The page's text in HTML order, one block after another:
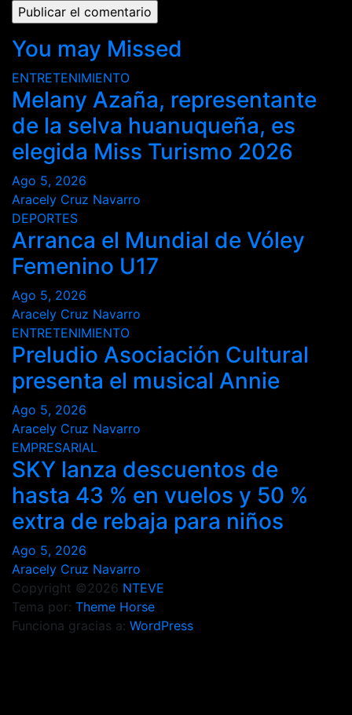
You may Missed
ENTRETENIMIENTO
Melany Azaña, representante
de la selva huanuqueña, es
elegida Miss Turismo 2026
Ago 5, 2026
Aracely Cruz Navarro
DEPORTES
Arranca el Mundial de Vóley
Femenino U17
Ago 5, 2026
Aracely Cruz Navarro
ENTRETENIMIENTO
Preludio Asociación Cultural
presenta el musical Annie
Ago 5, 2026
Aracely Cruz Navarro
EMPRESARIAL
SKY lanza descuentos de
hasta 43 % en vuelos y 50 %
extra de rebaja para niños
Ago 5, 2026
Aracely Cruz Navarro
Copyright ©2026 NTEVE
Tema por: Theme Horse
Funciona gracias a: WordPress